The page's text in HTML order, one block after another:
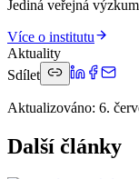
Jediná veřejná
Více o institutu
Aktuality
Sdílet
Aktualizováno: 6.
Další články